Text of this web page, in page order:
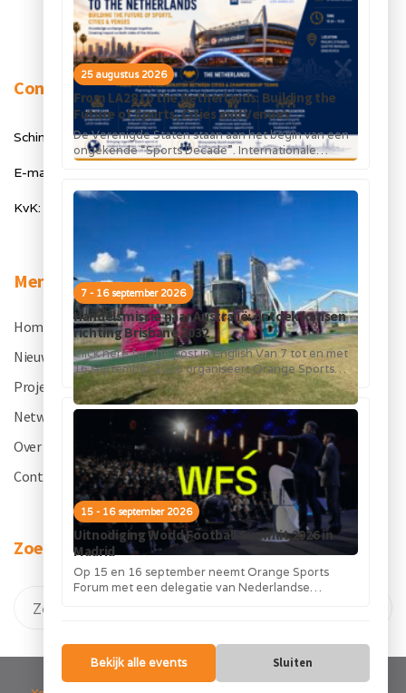
25 augustus 2026
From LA28 to the Netherlands: Building the
Future of Sports, Cities and Venues
De Verenigde Staten staan aan het begin van een
ongekende “Sports Decade”. Internationale
topsportevenementen en grote investeringen in
7 - 16 september 2026
Handelsmissie naar Australië: ontdek kansen
richting Brisbane 2032
Click here for the post in English Van 7 tot en met
16 september 2026 organiseert Orange Sports
Forum in...
15 - 16 september 2026
Uitnodiging World Football Summit 2026 in
Madrid
Op 15 en 16 september neemt Orange Sports
Forum met een delegatie van Nederlandse
Bekijk alle events Sluiten
Contact
Schimmelt 40, 5611 ZX Eindhoven
E-mail: info@orangesportsforum.com
KvK: 50334905
Menu
Home
Nieuws
Projecten
Netwerk
Over OSF
Contact
Zoeken